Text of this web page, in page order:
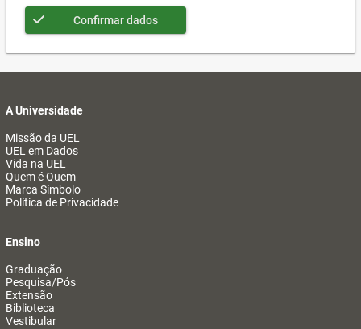
Confirmar dados
A Universidade
Missão da UEL
UEL em Dados
Vida na UEL
Quem é Quem
Marca Símbolo
Política de Privacidade
Ensino
Graduação
Pesquisa/Pós
Extensão
Biblioteca
Vestibular